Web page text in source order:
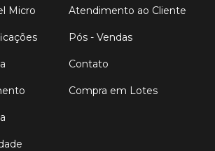
Micro Atendimento ao Cliente
Pós - Vendas
Contato
Compra em Lotes